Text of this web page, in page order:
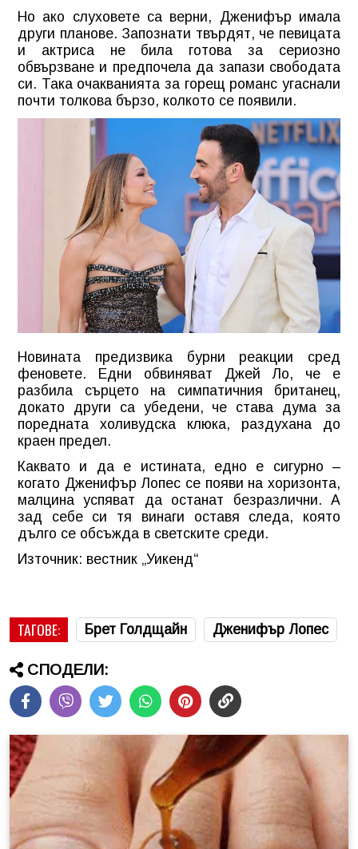
Но ако слуховете са верни, Дженифър имала
други планове. Запознати твърдят, че певицата
и актриса не била готова за сериозно
обвързване и предпочела да запази свободата
си. Така очакванията за горещ романс угаснали
почти толкова бързо, колкото се появили.
Новината предизвика бурни реакции сред
феновете. Едни обвиняват Джей Ло, че е
разбила сърцето на симпатичния британец,
докато други са убедени, че става дума за
поредната холивудска клюка, раздухана до
краен предел.
Каквато и да е истината, едно е сигурно –
когато Дженифър Лопес се появи на хоризонта,
малцина успяват да останат безразлични. А
зад себе си тя винаги оставя следа, която
дълго се обсъжда в светските среди.
Източник: вестник „Уикенд“
ТАГОВЕ: Брет Голдщайн Дженифър Лопес
СПОДЕЛИ: